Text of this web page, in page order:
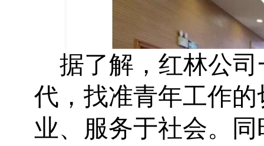
据了解，红林公
代，找准青年工作
业、服务于社会。